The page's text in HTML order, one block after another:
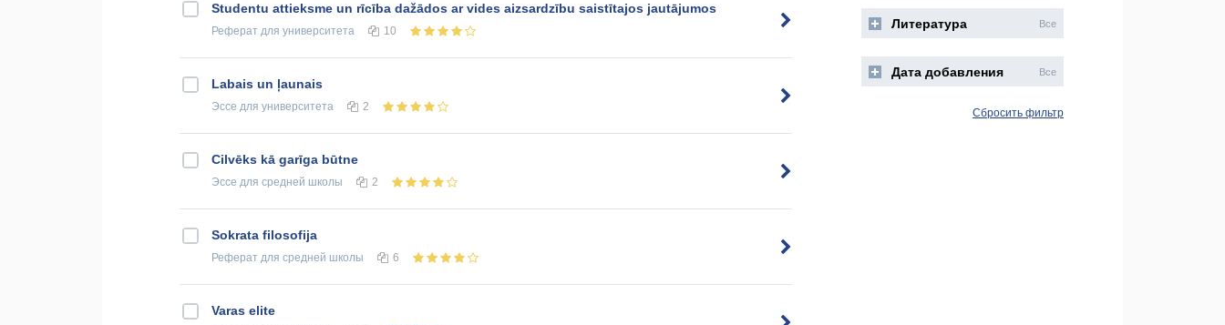
Studentu attieksme un rīcība dažādos ar vides aizsardzību saistītajos jautājumos
Реферат для университета 10
Labais un ļaunais
Эссе для университета 2
Cilvēks kā garīga būtne
Эссе для средней школы 2
Sokrata filosofija
Реферат для средней школы 6
Varas elite
Литература Все
Дата добавления Все
Сбросить фильтр